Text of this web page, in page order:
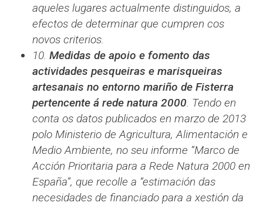
aqueles lugares actualmente distinguidos, a
efectos de determinar que cumpren cos
novos criterios.
10. Medidas de apoio e fomento das
actividades pesqueiras e marisqueiras
artesanais no entorno mariño de Fisterra
pertencente á rede natura 2000. Tendo en
conta os datos publicados en marzo de 2013
polo Ministerio de Agricultura, Alimentación e
Medio Ambiente, no seu informe “Marco de
Acción Prioritaria para a Rede Natura 2000 en
España”, que recolle a “estimación das
necesidades de financiado para a xestión da